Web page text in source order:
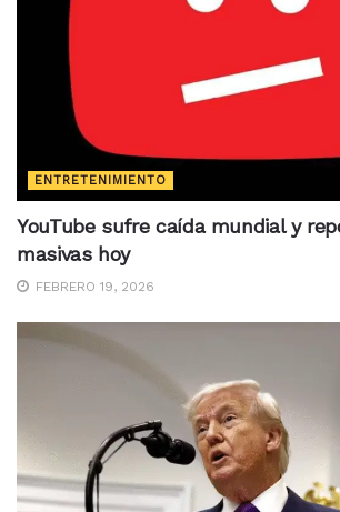
ENTRETENIMIENTO
YouTube sufre caída mundial y
masivas hoy
FEBRERO 19, 2026